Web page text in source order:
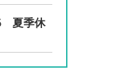
夏季休